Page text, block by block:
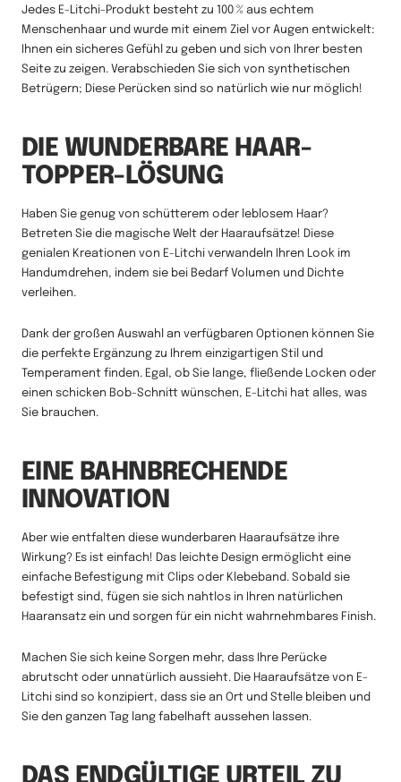
Jedes E-Litchi-Produkt besteht zu 100 % aus echtem
Menschenhaar und wurde mit einem Ziel vor Augen entwickelt:
Ihnen ein sicheres Gefühl zu geben und sich von Ihrer besten
Seite zu zeigen. Verabschieden Sie sich von synthetischen
Betrügern; Diese Perücken sind so natürlich wie nur möglich!
DIE WUNDERBARE HAAR-
TOPPER-LÖSUNG
Haben Sie genug von schütterem oder leblosem Haar?
Betreten Sie die magische Welt der Haaraufsätze! Diese
genialen Kreationen von E-Litchi verwandeln Ihren Look im
Handumdrehen, indem sie bei Bedarf Volumen und Dichte
verleihen.
Dank der großen Auswahl an verfügbaren Optionen können Sie
die perfekte Ergänzung zu Ihrem einzigartigen Stil und
Temperament finden. Egal, ob Sie lange, fließende Locken oder
einen schicken Bob-Schnitt wünschen, E-Litchi hat alles, was
Sie brauchen.
EINE BAHNBRECHENDE
INNOVATION
Aber wie entfalten diese wunderbaren Haaraufsätze ihre
Wirkung? Es ist einfach! Das leichte Design ermöglicht eine
einfache Befestigung mit Clips oder Klebeband. Sobald sie
befestigt sind, fügen sie sich nahtlos in Ihren natürlichen
Haaransatz ein und sorgen für ein nicht wahrnehmbares Finish.
Machen Sie sich keine Sorgen mehr, dass Ihre Perücke
abrutscht oder unnatürlich aussieht. Die Haaraufsätze von E-
Litchi sind so konzipiert, dass sie an Ort und Stelle bleiben und
Sie den ganzen Tag lang fabelhaft aussehen lassen.